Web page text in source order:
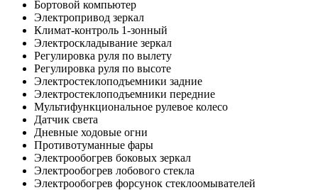
Бортовой компьютер
Электропривод зеркал
Климат-контроль 1-зонный
Электроскладывание зеркал
Регулировка руля по вылету
Регулировка руля по высоте
Электростеклоподъемники задние
Электростеклоподъемники передние
Мультифункциональное рулевое колесо
Датчик света
Дневные ходовые огни
Противотуманные фары
Электрообогрев боковых зеркал
Электрообогрев лобового стекла
Электрообогрев форсунок стеклоомывателей